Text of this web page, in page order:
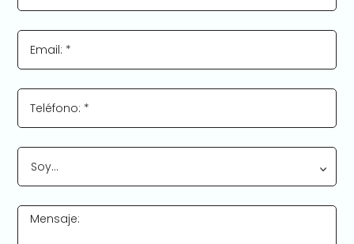
Email: *
Teléfono: *
Soy…
Mensaje: